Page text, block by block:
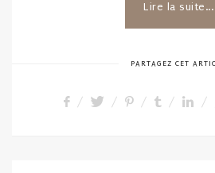
Lire la suite...
PARTAGEZ CET